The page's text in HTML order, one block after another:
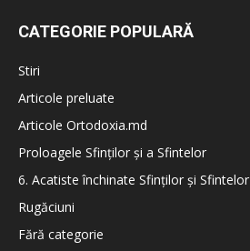
CATEGORIE POPULARĂ
Stiri
Articole preluate
Articole Ortodoxia.md
Proloagele Sfinților și a Sfintelor
6. Acatiste închinate Sfinților și Sfintelor
Rugăciuni
Fără categorie